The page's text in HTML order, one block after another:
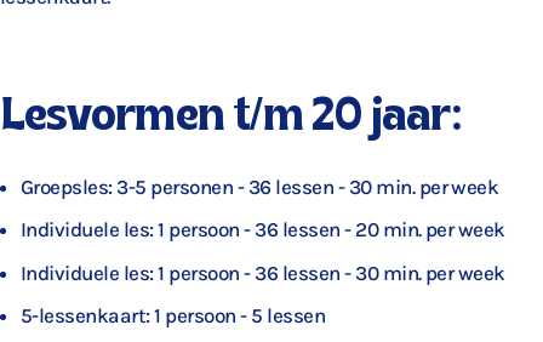
Lesvormen t/m 20 jaar:
Groepsles: 3-5 personen - 36 lessen - 30 min. per week
Individuele les: 1 persoon - 36 lessen - 20 min. per week
Individuele les: 1 persoon - 36 lessen - 30 min. per week
5-lessenkaart: 1 persoon - 5 lessen